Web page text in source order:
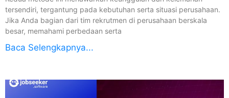
tersendiri, tergantung pada kebutuhan serta situasi perusahaan.
Jika Anda bagian dari tim rekrutmen di perusahaan berskala
besar, memahami perbedaan serta
Baca Selengkapnya...